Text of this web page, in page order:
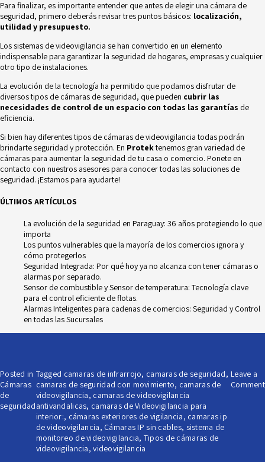
Para finalizar, es importante entender que antes de elegir una cámara de
seguridad, primero deberás revisar tres puntos básicos: localización,
utilidad y presupuesto.
Los sistemas de videovigilancia se han convertido en un elemento
indispensable para garantizar la seguridad de hogares, empresas y cualquier
otro tipo de instalaciones.
La evolución de la tecnología ha permitido que podamos disfrutar de
diversos tipos de cámaras de seguridad, que pueden cubrir las
necesidades de control de un espacio con todas las garantías de
eficiencia.
Si bien hay diferentes tipos de cámaras de videovigilancia todas podrán
brindarte seguridad y protección. En Protektenemos gran variedad de
cámaraspara aumentar la seguridad de tu casa o comercio. Ponete en
contacto con nuestros asesores para conocer todas las soluciones de
seguridad. ¡Estamos para ayudarte!
ÚLTIMOS ARTÍCULOS
La evolución de la seguridad en Paraguay: 36 años protegiendo lo que
importa
Los puntos vulnerables que la mayoría de los comercios ignora y
cómo protegerlos
Seguridad Integrada: Por qué hoy ya no alcanza con tener cámaras o
alarmas por separado.
Sensor de combustible y Sensor de temperatura: Tecnología clave
para el control eficiente de flotas.
Alarmas Inteligentes para cadenas de comercios: Seguridad y Control
en todas las Sucursales
Posted in
Cámaras
de
seguridad
Tagged camaras de infrarrojo, camaras de seguridad,
camaras de seguridad con movimiento, camaras de
videovigilancia, camaras de videovigilancia
antivandalicas, camaras de Videovigilancia para
interior:, cámaras exteriores de vigilancia, camaras ip
de videovigilancia, Cámaras IP sin cables, sistema de
monitoreo de videovigilancia, Tipos de cámaras de
videovigilancia,videovigilancia
Leave a
Comment